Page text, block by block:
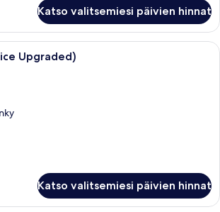
Katso valitsemiesi päivien hinnat
Huone (Rubys Choice Upgraded) |
Upgraded)
Katso valitsemiesi päivien hinnat